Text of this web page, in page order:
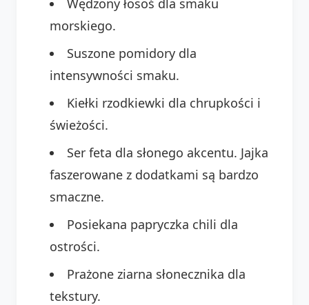
morskiego.
Suszone pomidory dla
intensywności smaku.
Kiełki rzodkiewki dla chrupkości i
świeżości.
Ser feta dla słonego akcentu. Jajka
faszerowane z dodatkami są bardzo
smaczne.
Posiekana papryczka chili dla
ostrości.
Prażone ziarna słonecznika dla
tekstury.